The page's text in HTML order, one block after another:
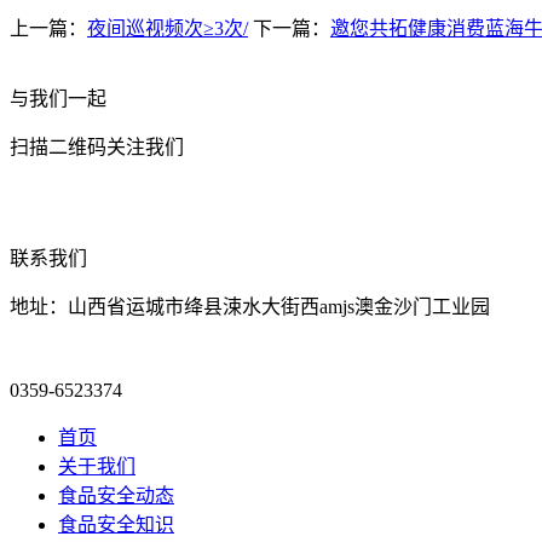
上一篇： 夜间巡视频次≥3次/下一篇： 邀您共拓健康消费蓝海
与我们一起
扫描二维码关注我们
联系我们
地址：山西省运城市绛县涑水大街西amjs澳金沙门工业园
0359-6523374
首页
关于我们
食品安全动态
食品安全知识